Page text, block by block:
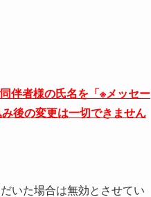
伴者様の氏名を「※メッセー
後の変更は一切できません
いた場合は無効とさせてい